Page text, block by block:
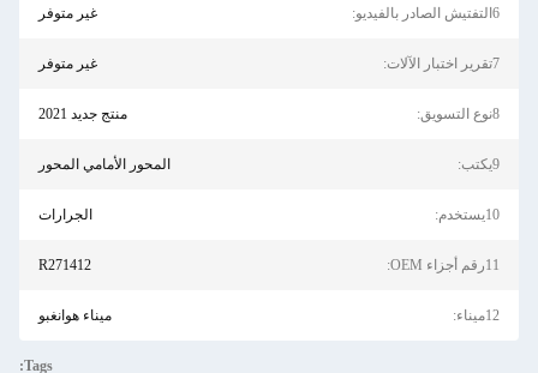
6التفتيش الصادر بالفيديو: غير متوفر
7تقرير اختبار الآلات: غير متوفر
8نوع التسويق: منتج جديد 2021
9يكتب: المحور الأمامي المحور
10يستخدم: الجرارات
11رقم أجزاء OEM: R271412
12ميناء: ميناء هوانغبو
Tags: